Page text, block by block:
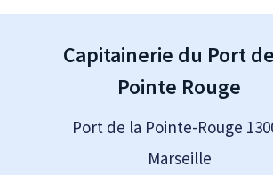
Capitainerie du Port
Pointe Rouge
Port de la Pointe-Rouge
Marseille